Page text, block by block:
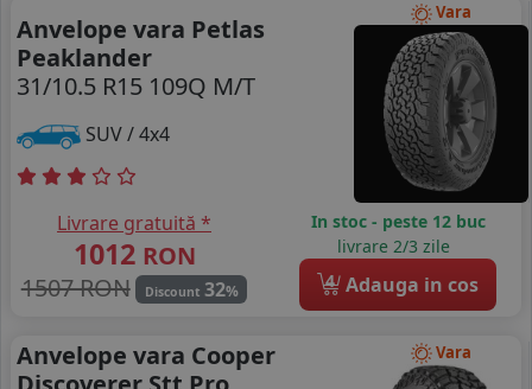
Vara
Anvelope vara Petlas
Peaklander
31/10.5 R15 109Q M/T
SUV / 4x4
Livrare gratuită *
1012 RON
1507 RON
Discount 32%
In stoc - peste 12 buc
livrare 2/3 zile
4 Adauga in cos
Vara
Anvelope vara Cooper